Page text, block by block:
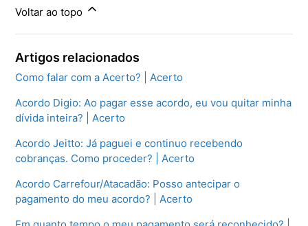
Voltar ao topo
Artigos relacionados
Como falar com a Acerto? | Acerto
Acordo Digio: Ao pagar esse acordo, eu vou quitar minha
dívida inteira? | Acerto
Acordo Jeitto: Já paguei e continuo recebendo
cobranças. Como proceder? | Acerto
Acordo Carrefour/Atacadão: Posso antecipar o
pagamento do meu acordo? | Acerto